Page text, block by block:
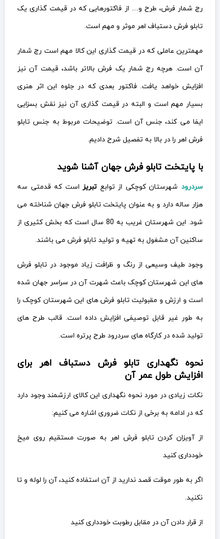
رج شمار فرش، طرح و… از فاکتورهایی که در قیمت گذاری یک
تابلو فرش دستباف اهر موثر و مهم است.
مهمترین عاملی که در قیمت گذاری این کالا مهم است رج شمار
آن است. هرچه رج شمار یک فرش بالاتر باشد، قیمت آن نیز
افزایش خواهد یافت. فاکتور بعدی که در جلوه این اثر هنری
بسیار مهم است و البته در قیمت گذاری آن نیز نقش بسزایی
ایفا می کند، جنس آن است. توضیحات مربوط به جنس تابلو
فرش اهر را در بالا به تفصیل شرح دادیم.
با پایتخت تابلو فرش جهان آشنا شوید
سردرودشهرستان کوچکی از توابع تبریزاست که قدمتی سه
هزار ساله دارد و به عنوان پایتخت تابلو فرش جهان شناخته می
شود. این شهرستان غریب به 80 سال است که بخش کثیری از
ساکنین آن مشغول به تهیه و تولید تابلو فرش می باشند.
وجود طیف وسیعی از رنگ و ظرافت زیاد موجود در تابلو فرش
های این شهرستان کوچک باعث شهرت آن در سراسر جهان شده
است و ارزش و مقبولیت تابلو فرش های این شهرستان کوچک را
به طور غیر قابل توصیفی افزایش داده است. قالب طرح های
تولید شده در کارگاه های سردرود طرح پرتره است.
نحوه نگهداری تابلو فرش دستباف اهر برای
افزایش طول عمر آن
نکات زیادی در مورد نحوه نگهداری این کالای ارزشمند وجود دارد
که در ادامه به برخی از نکات ضروری اشاره می کنیم:
از آویزان کردن تابلو فرش اهر به صورت مستقیم روی میخ
خودداری کنید
اگر به طور موقت قصد ندارید از آن استفاده کنید، آن را لوله و تا
نکنید.
از قرار دادن آن در مقابل رطوبت خودداری کنید